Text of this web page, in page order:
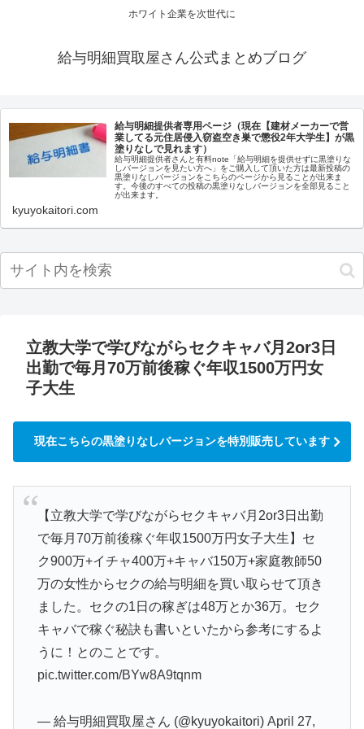
ホワイト企業を次世代に
給与明細買取屋さん公式まとめブログ
給与明細提供者専用ページ（現在【建材メーカーで営
業してる元住居侵入窃盗空き巣で懲役2年大学生】が黒
塗りなしで見れます）
給与明細提供者さんと有料note「給与明細を提供せずに黒塗りな
しバージョンを見たい方へ」をご購入して頂いた方は最新投稿の
黒塗りなしバージョンをこちらのページから見ることが出来ま
す。今後のすべての投稿の黒塗りなしバージョンを全部見ること
が出来ます。
kyuyokaitori.com
立教大学で学びながらセクキャバ月2or3日
出勤で毎月70万前後稼ぐ年収1500万円女
子大生
現在こちらの黒塗りなしバージョンを特別販売しています
【立教大学で学びながらセクキャバ月2or3日出勤
で毎月70万前後稼ぐ年収1500万円女子大生】セ
ク900万+イチャ400万+キャバ150万+家庭教師50
万の女性からセクの給与明細を買い取らせて頂き
ました。セクの1日の稼ぎは48万とか36万。セク
キャバで稼ぐ秘訣も書いといたから参考にするよ
うに！とのことです。
pic.twitter.com/BYw8A9tqnm
— 給与明細買取屋さん (@kyuyokaitori) April 27,